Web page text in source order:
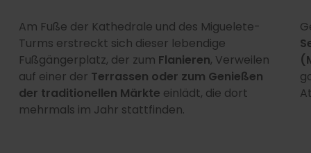
Am Fuße der Kathedrale und des Miguelete-
Turms erstreckt sich dieser lebendige
Fußgängerplatz, der zum Flanieren, Verweilen
auf einer der Terrassen oder zum Genießen
der traditionellen Märkte einlädt, die dort
mehrmals im Jahr stattfinden.